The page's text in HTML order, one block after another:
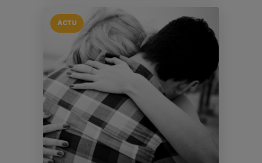
ACTU